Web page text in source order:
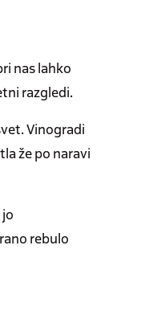
nas lahko
razgledi.
Vinogradi
že po naravi
rebulo